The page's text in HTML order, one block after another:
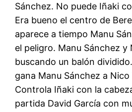
Sánchez. No puede Iñaki
Era bueno el centro de
aparece a tiempo Manu
el peligro. Manu Sánchez y
buscando un balón
gana Manu Sánchez a Nico
Controla Iñaki con la
partida David García con